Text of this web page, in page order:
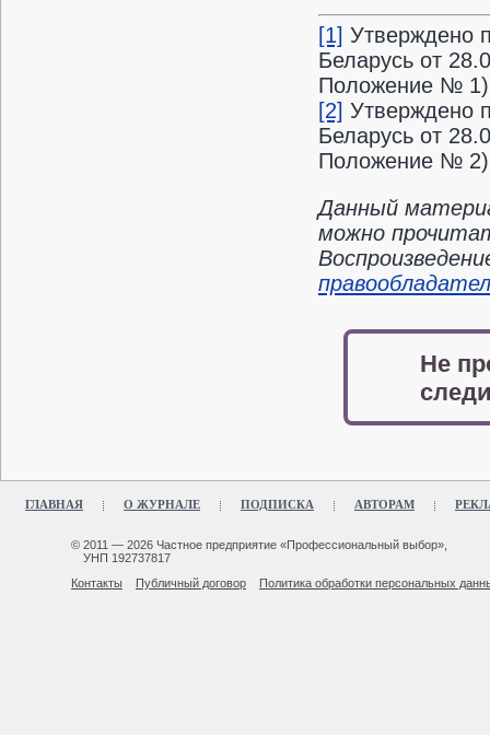
[1] Утверждено
Беларусь от
Положение №
[2] Утверждено
Беларусь от
Положение №
Данный
можно
Не
ГЛАВНАЯ О ЖУРНАЛЕ ПОДПИСКА АВТОРАМ
© 2011 — 2026 Частное предприятие «Профессиональный выбор»,
УНП 192737817
Контакты
Публичный договор Политика обработки персональных